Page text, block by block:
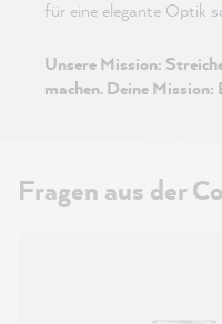
für eine elegante Optik
Unsere Mission:
machen. Deine Mission:
Fragen aus der